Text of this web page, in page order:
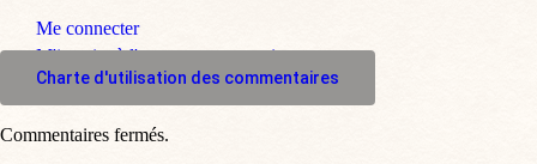
Me connecter
M'inscrire à l'espace commentaire
Charte d'utilisation des commentaires
Commentaires fermés.